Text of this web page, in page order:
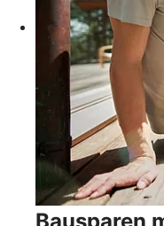
Bausparen